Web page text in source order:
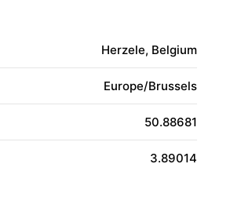
Herzele, Belgium
Europe/Brussels
50.88681
3.89014